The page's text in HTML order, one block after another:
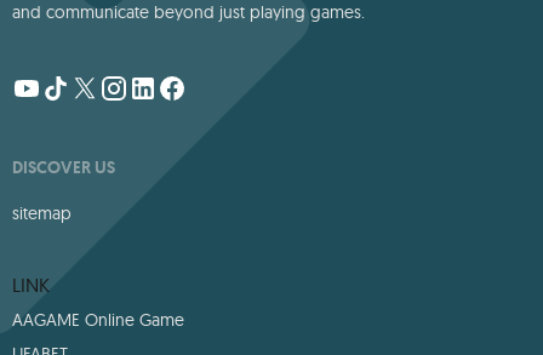
and communicate beyond just playing games.
DISCOVER US
sitemap
LINK
AAGAME Online Game